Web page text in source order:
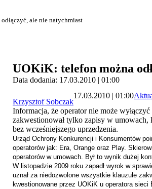
ale nie natychmiast
UOKiK: telefon można
Data dodania: 17.03.2010 | 01:00
Krzysztof Sobczak
17.03.2010 | 01:00
Informacja, że operator nie może
zakwestionował tylko zapisy w umowach,
bez wcześniejszego uprzedzenia.
Urząd Ochrony Konkurencji i Konsumentów
operatorów jak: Era, Orange oraz Play.
operatorów w umowach. Był to wynik dużej
W listopadzie 2009 roku zapadł wyrok w
uznał za niedozwolone wszystkie klauzule
kwestionowane przez UOKiK u operatora